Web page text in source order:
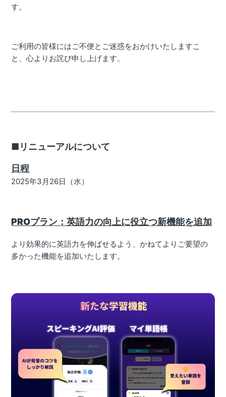
す。
ご利用の皆様にはご不便とご迷惑をおかけいたしますこ
と、心よりお詫び申し上げます。
■リニューアルについて
日程
2025年3月26日（水）
PROプラン：英語力の向上に役立つ新機能を追加
より効果的に英語力を伸ばせるよう、かねてよりご要望の
多かった機能を追加いたします。